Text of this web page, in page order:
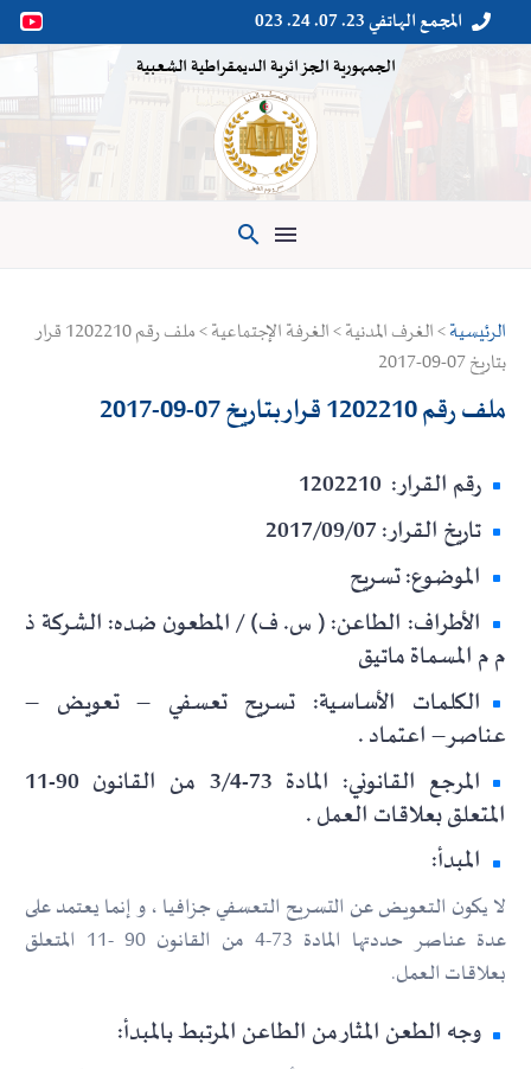

 المجمع الهاتفي 23. 07. 24. 023
الجمهورية الجزائرية الديمقراطية الشعبية

الرئيسية
> الغرف المدنية > الغرفة الإجتماعية > ملف رقم 1202210 قرار
بتاريخ 07-09-2017
ملف رقم 1202210 قرار بتاريخ 07-09-2017
رقم القرار: 1202210
تاريخ القرار: 2017/09/07
الموضوع: تسريح
الأطراف: الطاعن: ( س. ف) / المطعون ضده: الشركة ذ
م م المسماة ماتيق
الكلمات الأساسية: تسريح تعسفي – تعويض –
عناصر– اعتماد .
المرجع القانوني: المادة 73-3/4 من القانون 90-11
المتعلق بعلاقات العمل .
المبدأ:
لا يكون التعويض عن التسريح التعسفي جزافيا ، و إنما يعتمد على
عدة عناصر حددتها المادة 73-4 من القانون 90 -11 المتعلق
بعلاقات العمل.
وجه الطعن المثار من الطاعن المرتبط بالمبدأ: